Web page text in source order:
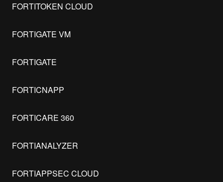
FORTITOKEN CLOUD
FORTIGATE VM
FORTIGATE
FORTICNAPP
FORTICARE 360
FORTIANALYZER
FORTIAPPSEC CLOUD